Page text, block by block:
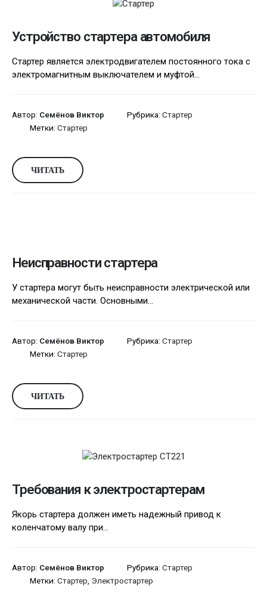
Устройство стартера автомобиля
Стартер является электродвигателем постоянного тока с
электромагнитным выключателем и муфтой...
Автор: Семёнов Виктор Рубрика: Стартер
Метки: Стартер
ЧИТАТЬ
Неисправности стартера
У стартера могут быть неисправности электрической или
механической части. Основными...
Автор: Семёнов Виктор Рубрика: Стартер
Метки: Стартер
ЧИТАТЬ
Требования к электростартерам
Якорь стартера должен иметь надежный привод к
коленчато­му валу при...
Автор: Семёнов Виктор Рубрика: Стартер
Метки: Стартер Электростартер